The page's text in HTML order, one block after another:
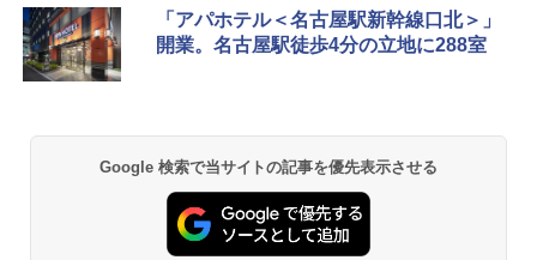
[キャンパーズコレクション 山善] ポップアッ
プテント 傘みたいに広げて畳める パッとサ
ッとサンシェード キューブ フルクローズ メ
￥6,830
PYKES PEAK (パイクスピーク) 着替えテン
ト プライバシー テント 【中が透けない】 1
人用 折りたたみ 防災グッズ 災害用トイレ ビ
GRANDOOR ステンレス保冷剤 2個セット 2
026リニューアル 急速冷凍 空間倍増 衛生的
コンパクト 保冷力長持ち
BUNDOK(バンドック)ソロ ドーム 1 EX BDK
レーム ドーム型 テント
￥14,800
「アパホテル＜名古屋駅新幹線口北＞」
開業。名古屋駅徒歩4分の立地に288室
Google 検索で当サイトの記事を優先表示させる